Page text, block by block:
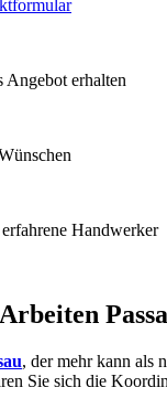
Angebot erhalten
Handwerker
Arbeiten
, der mehr kann als
Sie sich die